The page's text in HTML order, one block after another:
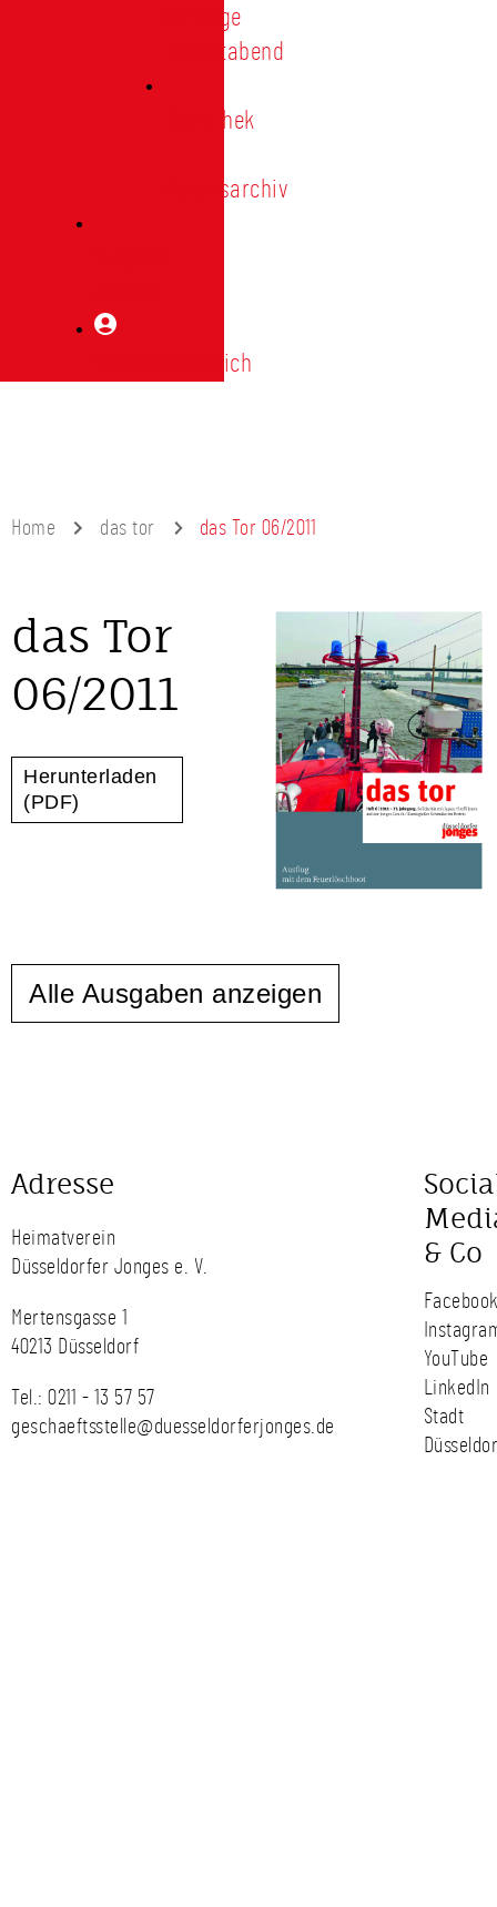
Vorträge
Heimatabend
Bibliothek
Vereinsarchiv
Mitgliederbereich
Home das tor das Tor 06/2011
das Tor
06/2011
Herunterladen
(PDF)
Alle Ausgaben anzeigen
Adresse
Heimatverein
Düsseldorfer Jonges e. V.
Mertensgasse 1
40213 Düsseldorf
Tel.: 0211 - 13 57 57
geschaeftsstelle@duesseldorferjonges.de
& Co
YouTube
LinkedIn
Stadt